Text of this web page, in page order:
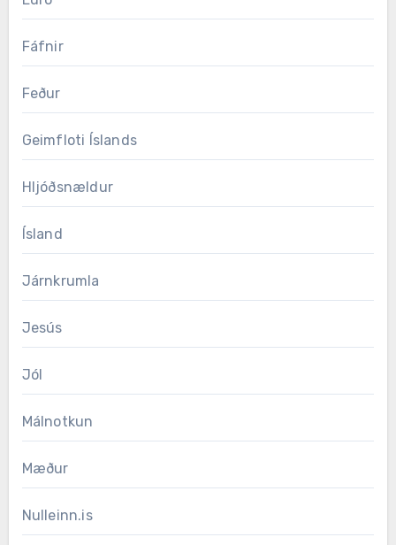
Fáfnir
Feður
Geimfloti Íslands
Hljóðsnældur
Ísland
Járnkrumla
Jesús
Jól
Málnotkun
Mæður
Nulleinn.is